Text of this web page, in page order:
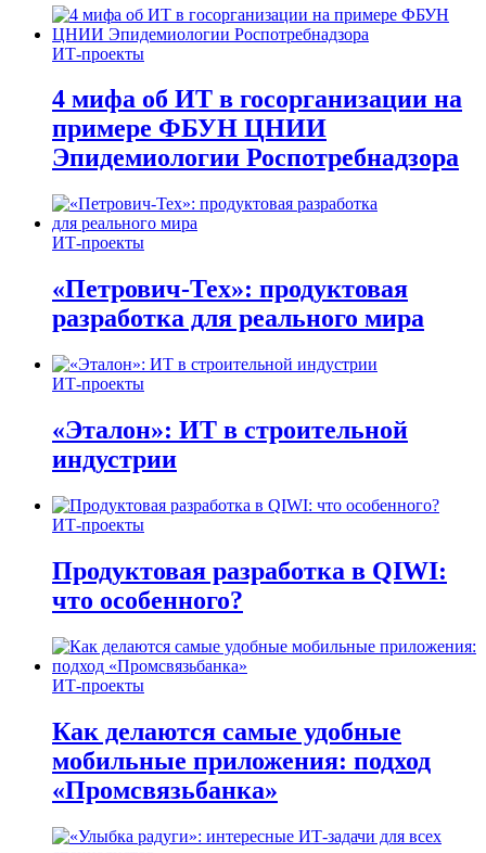
ИТ-проекты
4 мифа об ИТ в госорганизации на
примере ФБУН ЦНИИ
Эпидемиологии Роспотребнадзора
ИТ-проекты
«Петрович-Тех»: продуктовая
разработка для реального мира
ИТ-проекты
«Эталон»: ИТ в строительной
индустрии
ИТ-проекты
Продуктовая разработка в QIWI:
что особенного?
ИТ-проекты
Как делаются самые удобные
мобильные приложения: подход
«Промсвязьбанка»